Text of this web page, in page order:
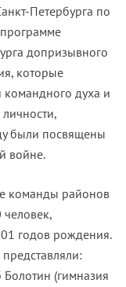
Петербурга по
допризывного
которые
духа и
были посвящены
войне.
команды районов
человек,
годов рождения.
(гимназия